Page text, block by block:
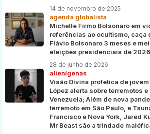
14 de novembro de 2025
agenda globalista
Michelle Firmo Bolsonaro em
referências ao ocultismo, caça
Flávio Bolsonaro 3 meses e
eleições presidenciais de 2026
28 de junho de 2026
alienígenas
Visão Divina profética de
López alerta sobre terremotos
Venezuela; Além de nova
terremoto em São Paulo, e
Francisco e Nova York, Jared
Mr Beast são a trindade